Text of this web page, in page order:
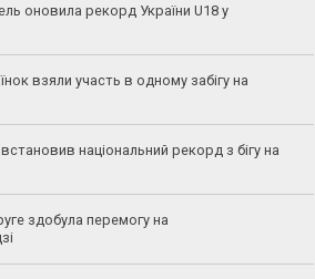
оновила рекорд України U18 у
взяли участь в одному забігу на
національний рекорд з бігу на
здобула перемогу на